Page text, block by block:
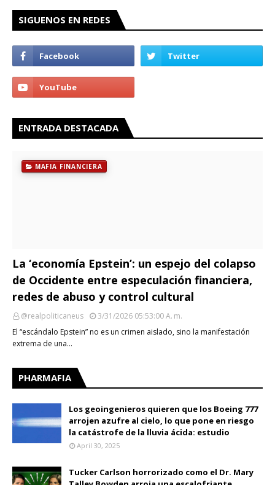
SIGUENOS EN REDES
ENTRADA DESTACADA
MAFIA FINANCIERA
La ‘economía Epstein’: un espejo del colapso
de Occidente entre especulación financiera,
redes de abuso y control cultural
@realpoliticaneus
3/31/2026 05:53:00 A. M.
El “escándalo Epstein” no es un crimen aislado, sino la manifestación
extrema de una…
PHARMAFIA
Los geoingenieros quieren que los Boeing 777
arrojen azufre al cielo, lo que pone en riesgo
la catástrofe de la lluvia ácida: estudio
April 30, 2025
Tucker Carlson horrorizado como el Dr. Mary